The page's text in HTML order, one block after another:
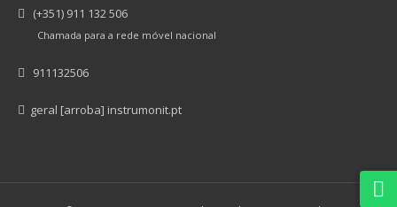
(+351) 911 132 506
Chamada para a rede móvel nacional
911132506
geral [arroba] instrumonit.pt